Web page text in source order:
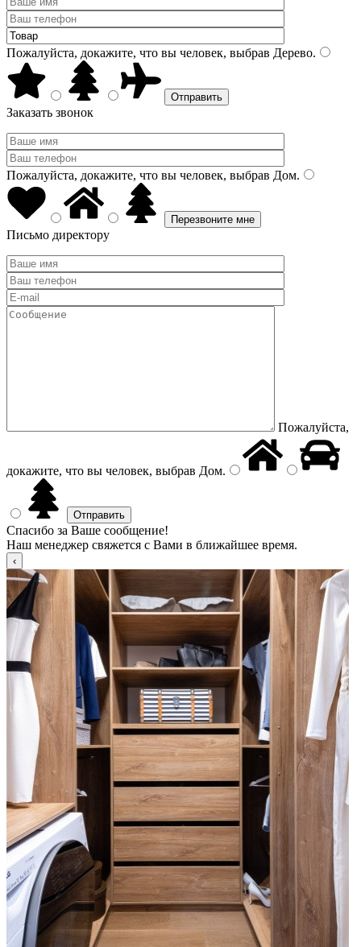
Пожалуйста, докажите, что вы человек, выбрав Дерево.
Заказать звонок
Пожалуйста, докажите, что вы человек, выбрав Дом.
Письмо директору
Пожалуйста,
докажите, что вы человек, выбрав Дом.
Спасибо за Ваше сообщение!
Наш менеджер свяжется с Вами в ближайшее время.